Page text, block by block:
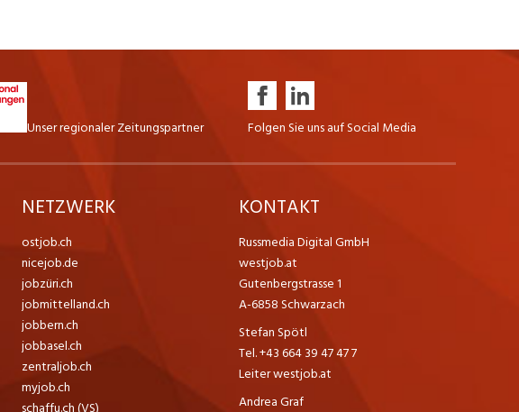
Unser regionaler Zeitungspartner Folgen Sie uns auf Social Media
NETZWERK
ostjob.ch
nicejob.de
jobzüri.ch
jobmittelland.ch
jobbern.ch
jobbasel.ch
zentraljob.ch
myjob.ch
KONTAKT
Russmedia Digital GmbH
westjob.at
Gutenbergstrasse 1
A-6858 Schwarzach
Stefan Spötl
Tel. +43 664 39 47 47 7
Leiter westjob.at
Andrea Graf